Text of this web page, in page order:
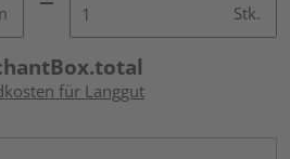
Stk.
für Langgut